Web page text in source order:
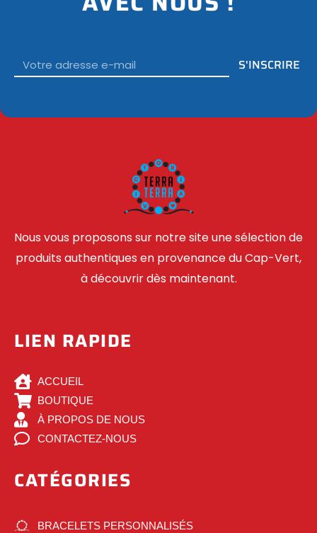
S'INSCRIRE
Nous vous proposons sur notre site une sélection de
produits authentiques en provenance du Cap-Vert,
à découvrir dès maintenant.
LIEN RAPIDE
ACCUEIL
BOUTIQUE
À PROPOS DE NOUS
CONTACTEZ-NOUS
CATÉGORIES
BRACELETS PERSONNALISÉS